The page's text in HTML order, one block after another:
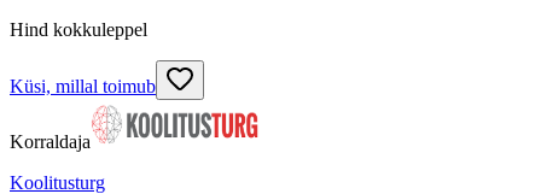
Hind kokkuleppel
Küsi, millal toimub
Korraldaja
Koolitusturg